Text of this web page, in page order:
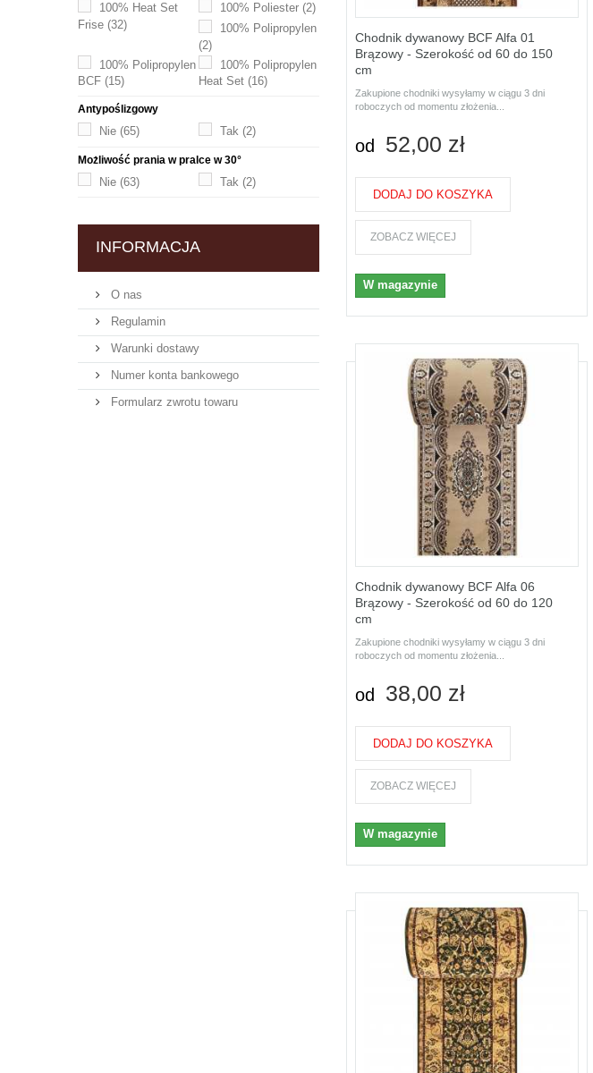
100% Heat Set
Frise (32)
100% Poliester (2)
100% Polipropylen
(2)
100% Polipropylen
BCF (15)
100% Polipropylen
Heat Set (16)
Antypoślizgowy
Nie (65) Tak (2)
Możliwość prania w pralce w 30°
Nie (63) Tak (2)
INFORMACJA
O nas
Regulamin
Warunki dostawy
Numer konta bankowego
Formularz zwrotu towaru
Chodnik dywanowy BCF Alfa 01
Brązowy - Szerokość od 60 do 150
cm
Zakupione chodniki wysyłamy w ciągu 3 dni
roboczych od momentu złożenia...
od 52,00 zł
DODAJ DO KOSZYKA
ZOBACZ WIĘCEJ
W magazynie
Chodnik dywanowy BCF Alfa 06
Brązowy - Szerokość od 60 do 120
cm
Zakupione chodniki wysyłamy w ciągu 3 dni
roboczych od momentu złożenia...
od 38,00 zł
DODAJ DO KOSZYKA
ZOBACZ WIĘCEJ
W magazynie